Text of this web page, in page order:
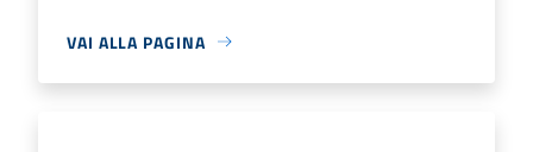
VAI ALLA PAGINA